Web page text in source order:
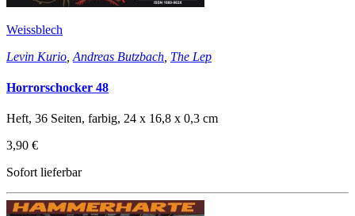
Weissblech
Levin Kurio Andreas Butzbach The Lep
Horrorschocker 48
Heft, 36 Seiten, farbig, 24 x 16,8 x 0,3 cm
3,90 €
Sofort lieferbar